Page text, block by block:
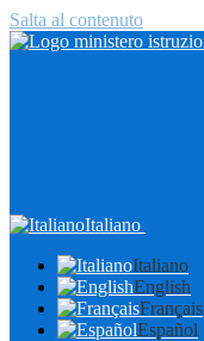
Salta al contenuto
Italiano
Italiano
English
Français
Español